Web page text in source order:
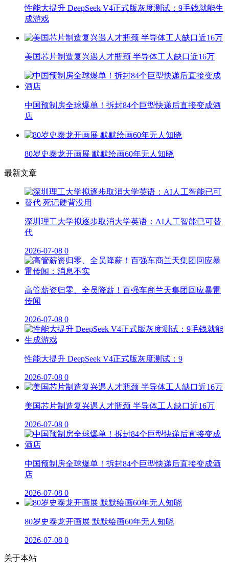
性能大提升 DeepSeek V4正式版灰度测试：9毛钱就能生
成游戏
美国芯片制造复兴遇人才瓶颈 半导体工人缺口近16万
中国预制房全球爆单！拆封84个巨型快递后直接变成酒
店
80岁史泰龙开画展 默默绘画60年无人知晓
最新文章
深圳理工大学拟逐步取消大学英语：AI人工智能已可替
代
2026-07-08 0
高管薪资归零、全员降薪！百强车商兰天集团回应暴雷
传闻
2026-07-08 0
性能大提升 DeepSeek V4正式版灰度测试：9
2026-07-08 0
美国芯片制造复兴遇人才瓶颈 半导体工人缺口近16万
2026-07-08 0
中国预制房全球爆单！拆封84个巨型快递后直接变成酒
店
2026-07-08 0
80岁史泰龙开画展 默默绘画60年无人知晓
2026-07-08 0
关于本站